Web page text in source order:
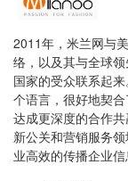
2011年，米兰网与
络，以及其与全球
国家的受众联系起
个语言，很好地契
达成更深度的合作
新公关和营销服务
业高效的传播企业信